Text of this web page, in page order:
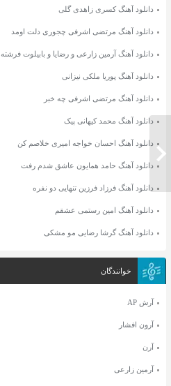
دانلود آهنگ کسری زاهدی گلی
دانلود آهنگ مرتضی اشرفی چجوری دلت اومد
دانلود آهنگ آرمین زارعی و رضایا و بابیلوت فرشته
دانلود آهنگ پوریا ملکی نیزانی
دانلود آهنگ مرتضی اشرفی چه خبر
دانلود آهنگ محمد کیهانی پیک
دانلود آهنگ احسان خواجه امیری خلاصم کن
دانلود آهنگ حامد همایون عاشق شدم رفت
دانلود آهنگ فرزاد فرزین تنهایی دو نفره
دانلود آهنگ امین رستمی عشقم
دانلود آهنگ گرشا رضایی مو مشکی
خوانندگان
آرش AP
آرون افشار
آرن
آرمین زارعی